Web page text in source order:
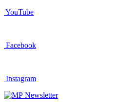
YouTube
Facebook
Instagram
Newsletter